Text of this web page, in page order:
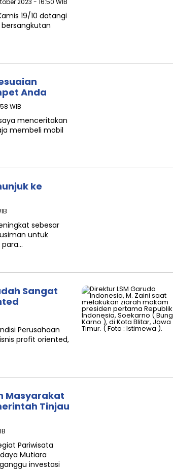
2023 - 16:50 WIB
19/10 datangi
bersangkutan
Anda
WIB
menceritakan
membeli mobil
ke
sebesar
untuk
para…
Sangat
Perusahaan
profit oriented,
Masyarakat
Tinjau
Pariwisata
Mutiara
investasi